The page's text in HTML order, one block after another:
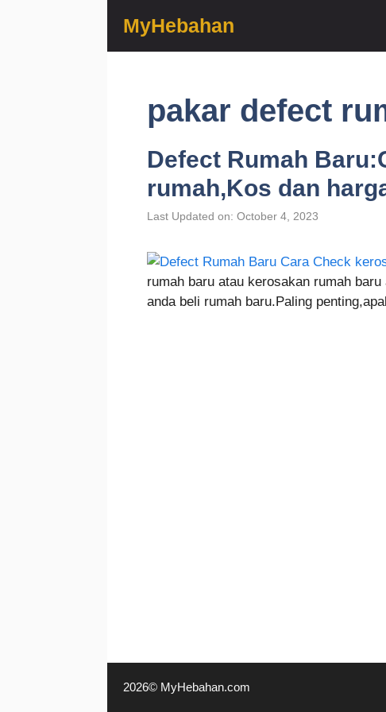
MyHebahan
pakar defect
Defect Rumah
rumah,Kos dan
Last Updated on: October 4, 2023
rumah baru atau kerosakan rumah
anda beli rumah baru.Paling
2026© MyHebahan.com